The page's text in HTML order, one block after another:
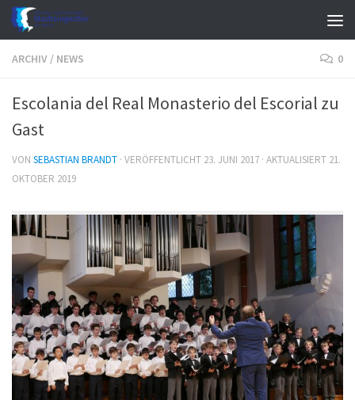
Zum Inhalt springen
ARCHIV / NEWS 0
Escolania del Real Monasterio del Escorial zu
Gast
VON SEBASTIAN BRANDT · VERÖFFENTLICHT 23. JUNI 2017 · AKTUALISIERT 21.
OKTOBER 2019